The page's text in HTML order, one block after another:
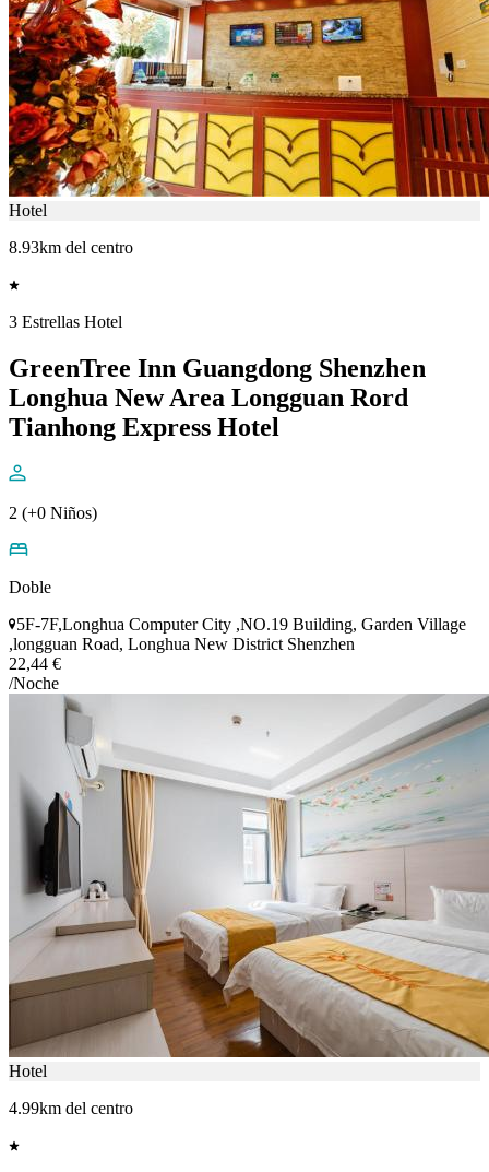
Hotel
8.93km del centro
3 Estrellas Hotel
GreenTree Inn Guangdong Shenzhen
Longhua New Area Longguan Rord
Tianhong Express Hotel
2 (+0 Niños)
Doble
5F-7F,Longhua Computer City ,NO.19 Building, Garden Village
,longguan Road, Longhua New District Shenzhen
22,44 €
/Noche
Hotel
4.99km del centro